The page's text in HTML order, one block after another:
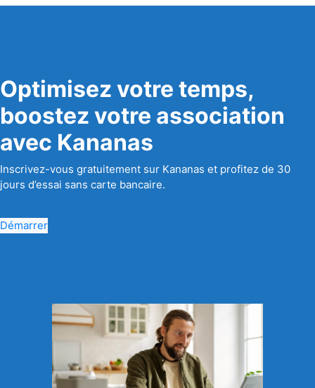
Optimisez votre temps,
boostez votre association
avec Kananas
Inscrivez-vous gratuitement sur Kananas et profitez de 30
jours d’essai sans carte bancaire.
Démarrer